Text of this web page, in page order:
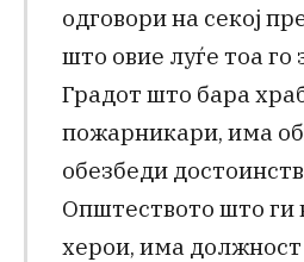
одговори на секој
што овие луѓе тоа го
Градот што бара
пожарникари, има
обезбеди
Општеството што ги
херои, има должност